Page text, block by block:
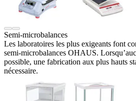
Semi-microbalances
Les laboratoires les plus exigeants font
semi-microbalances OHAUS.
possible, une fabrication aux plus hauts
nécessaire.